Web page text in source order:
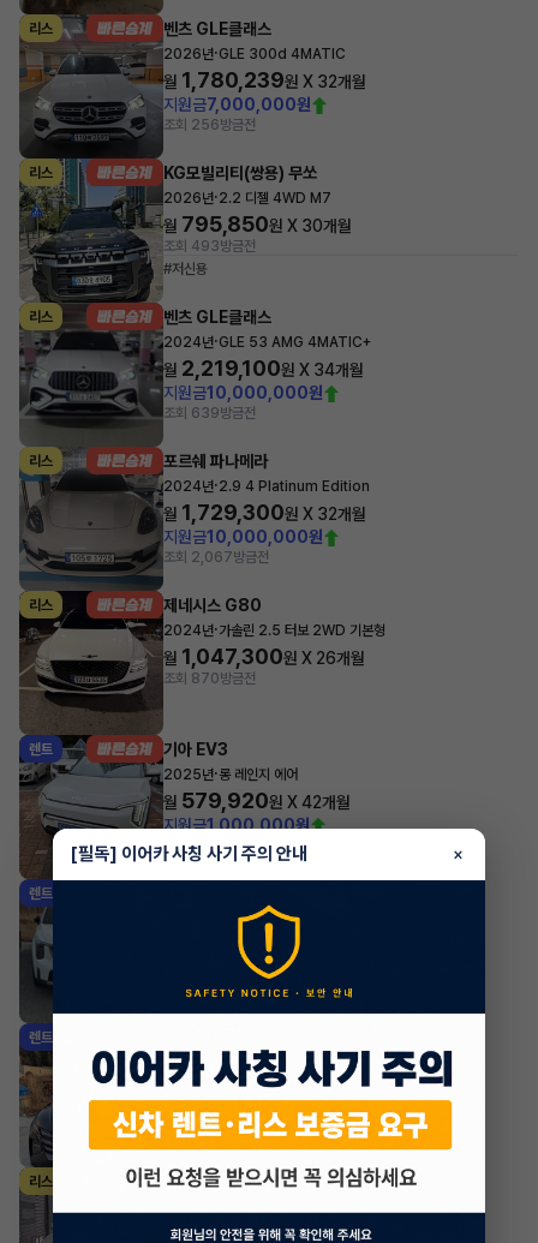
리스 벤츠 GLE클래스
2026년·GLE 300d 4MATIC
월 1,780,239원 X 32개월
지원금7,000,000원
조회 256방금전
리스 KG모빌리티(쌍용) 무쏘
2026년·2.2 디젤 4WD M7
월 795,850원 X 30개월
조회 493방금전
#저신용
리스 벤츠 GLE클래스
2024년·GLE 53 AMG 4MATIC+
월 2,219,100원 X 34개월
지원금10,000,000원
조회 639방금전
리스 포르쉐 파나메라
2024년·2.9 4 Platinum Edition
월 1,729,300원 X 32개월
지원금10,000,000원
조회 2,067방금전
리스 제네시스 G80
2024년·가솔린 2.5 터보 2WD 기본형
월 1,047,300원 X 26개월
조회 870방금전
렌트 기아 EV3
2025년·롱 레인지 에어
월 579,920원 X42개월
지원금1,000,000원
조회 7,264방금전
렌트
2.2 디젤 4WD 5인승 시그니처 그래비티
744,700원 X
1,000,000원
조회 1,177방금전
렌트
2024년 1.6 터보 하이브리드 2WD 프리미엄
월 547,580원 X 28개월
조회 2,086 방금전
리스 제네시스 GV70
월1,112,190원 X38개월
[필독] 이어카 사칭 사기 주의 안내 ×